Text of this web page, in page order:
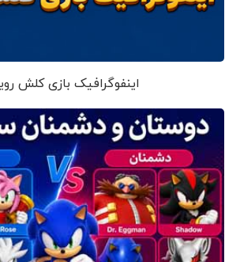
اینفوگرافیک بازی کلش